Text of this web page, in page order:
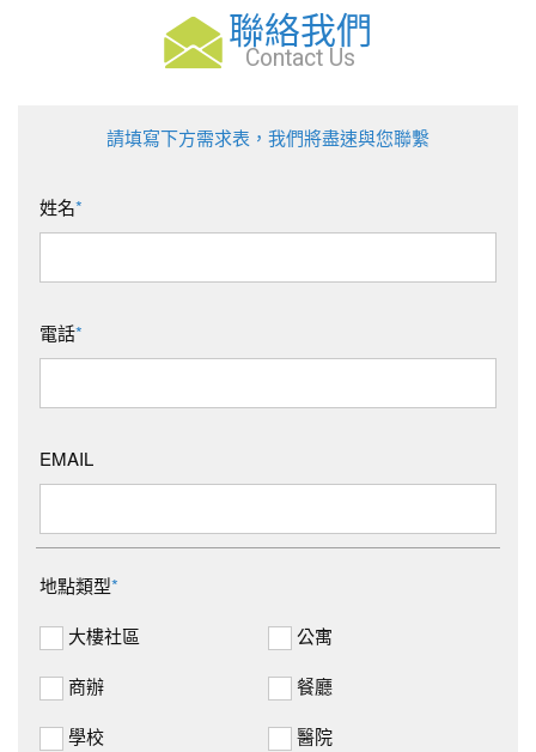
聯絡我們
Contact Us
請填寫下方需求表，我們將盡速與您聯繫
姓名*
電話*
EMAIL
地點類型*
大樓社區
公寓
商辦
餐廳
學校
醫院